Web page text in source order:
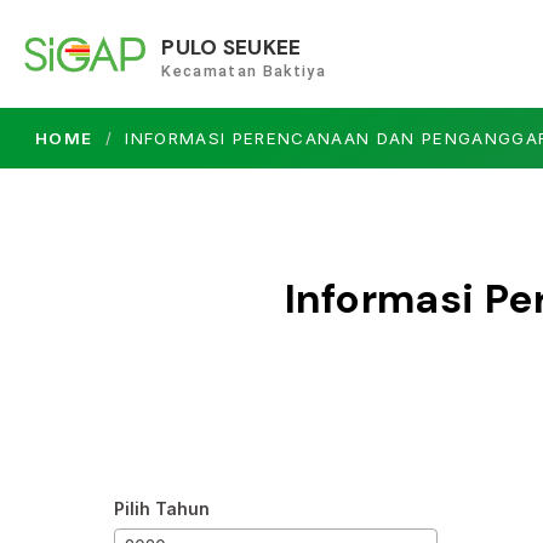
PULO SEUKEE
Kecamatan Baktiya
HOME INFORMASI PERENCANAAN DAN
Informasi
Pilih Tahun